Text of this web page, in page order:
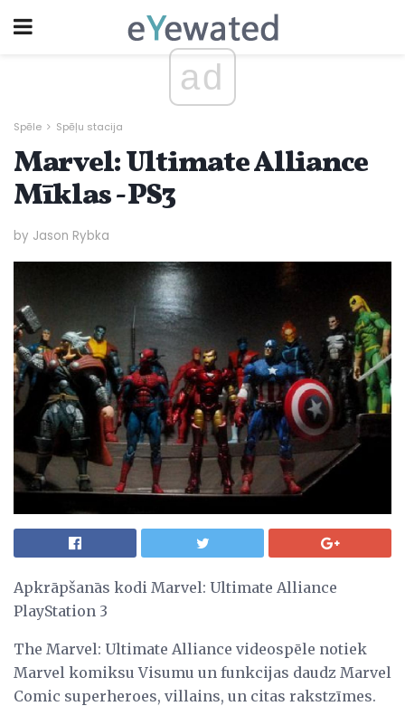
ad
Spēle Spēļu stacija
Marvel: Ultimate Alliance
Mīklas - PS3
by Jason Rybka
Apkrāpšanās kodi Marvel: Ultimate Alliance
PlayStation 3
The Marvel: Ultimate Alliance videospēle notiek
Marvel komiksu Visumu un funkcijas daudz Marvel
Comic superheroes, villains, un citas rakstzīmes.